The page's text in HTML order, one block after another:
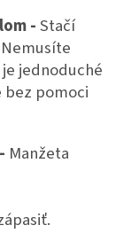
-Stačí
jednoduché
bez pomoci
Manžeta